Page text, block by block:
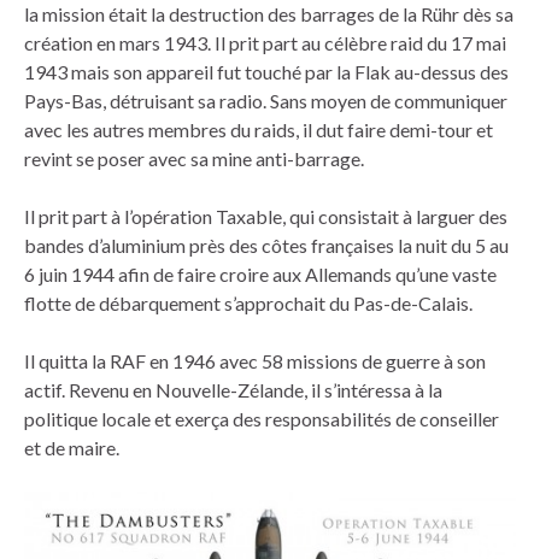
la mission était la destruction des barrages de la Rühr dès sa
création en mars 1943. Il prit part au célèbre raid du 17 mai
1943 mais son appareil fut touché par la Flak au-dessus des
Pays-Bas, détruisant sa radio. Sans moyen de communiquer
avec les autres membres du raids, il dut faire demi-tour et
revint se poser avec sa mine anti-barrage.
Il prit part à l’opération Taxable, qui consistait à larguer des
bandes d’aluminium près des côtes françaises la nuit du 5 au
6 juin 1944 afin de faire croire aux Allemands qu’une vaste
flotte de débarquement s’approchait du Pas-de-Calais.
Il quitta la RAF en 1946 avec 58 missions de guerre à son
actif. Revenu en Nouvelle-Zélande, il s’intéressa à la
politique locale et exerça des responsabilités de conseiller
et de maire.